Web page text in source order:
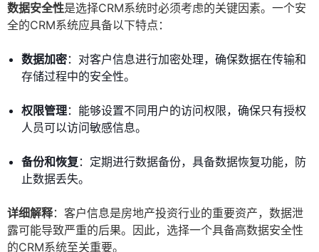
数据安全性是选择CRM系统时必须考虑的关键因素。一个安
全的CRM系统应具备以下特点：
数据加密：对客户信息进行加密处理，确保数据在传输和
存储过程中的安全性。
权限管理：能够设置不同用户的访问权限，确保只有授权
人员可以访问敏感信息。
备份和恢复 ：定期进行数据备份，具备数据恢复功能，防
止数据丢失。
详细解释：客户信息是房地产投资行业的重要资产，数据泄
露可能导致严重的后果。因此，选择一个具备高数据安全性
的CRM系统至关重要。